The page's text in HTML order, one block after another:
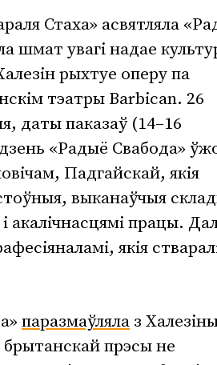
Стаха» асвятляла
шмат увагі надае
рыхтуе оперу па
тэатры Barbican. 26
даты паказаў (14–16
«Радыё Свабода»
Падгайскай, якія
выканаўчыя
акалічнасцямі працы.
якія
паразмаўляла з
брытанскай прэсы не